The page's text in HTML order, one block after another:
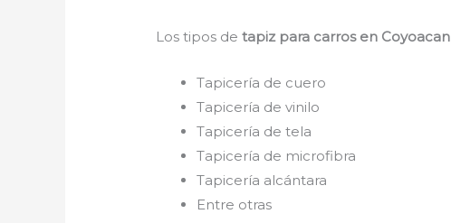
Los tipos detapiz para carrosen Coyoacan
Tapicería de cuero
Tapicería de vinilo
Tapicería de tela
Tapicería de microfibra
Tapicería alcántara
Entre otras